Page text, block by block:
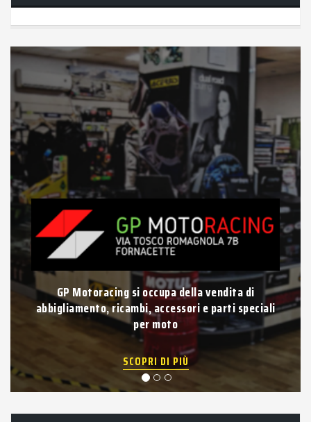
GP Motoracing si occupa della vendita di
abbigliamento, ricambi, accessori e parti speciali
per moto
SCOPRI DI PIÙ